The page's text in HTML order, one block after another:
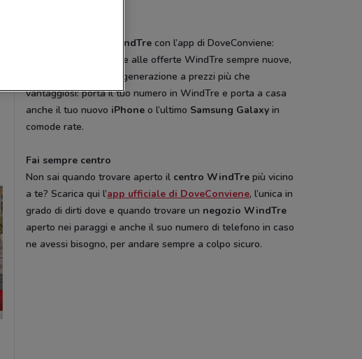
negozio WindTre con l’app di DoveConviene:
potrai trovare qui, oltre alle offerte WindTre sempre nuove,
smartphone di ultima generazione a prezzi più che
vantaggiosi: porta il tuo numero in WindTre e porta a casa
anche il tuo nuovo iPhone o l’ultimo Samsung Galaxy in
comode rate.
Fai sempre centro
Non sai quando trovare aperto il centro WindTre più vicino
a te? Scarica qui l’app ufficiale di DoveConviene, l’unica in
grado di dirti dove e quando trovare un negozio WindTre
aperto nei paraggi e anche il suo numero di telefono in caso
ne avessi bisogno, per andare sempre a colpo sicuro.